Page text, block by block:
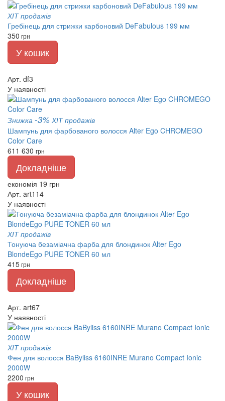
ХІТ продажів
Гребінець для стрижки карбоновий DeFabulous 199 мм
350 грн
У кошик
Арт. df3
У наявності
Знижка -3% ХІТ продажів
Шампунь для фарбованого волосся Alter Ego CHROMEGO
Color Care
611 630 грн
Докладніше
економія 19 грн
Арт. art114
У наявності
ХІТ продажів
Тонуюча безаміачна фарба для блондинок Alter Ego
BlondeEgo PURE TONER 60 мл
415грн
Докладніше
Арт. art67
У наявності
ХІТ продажів
Фен для волосся BaByliss 6160INRE Murano Compact Ionic
2000W
2200 грн
У кошик